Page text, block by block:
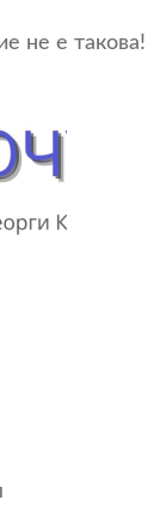
не е такова!